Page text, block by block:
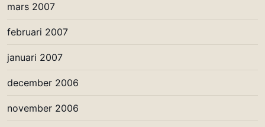
mars 2007
februari 2007
januari 2007
december 2006
november 2006